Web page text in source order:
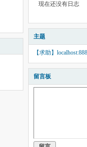
现在还没有日志
主题
【求助】
留言板